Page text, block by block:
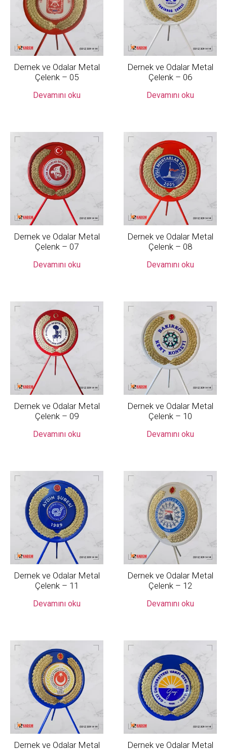
Dernek ve Odalar Metal
Çelenk – 05
Devamını oku
Dernek ve Odalar Metal
Çelenk – 06
Devamını oku
Dernek ve Odalar Metal
Çelenk – 07
Devamını oku
Dernek ve Odalar Metal
Çelenk – 08
Devamını oku
Dernek ve Odalar Metal
Çelenk – 09
Devamını oku
Dernek ve Odalar Metal
Çelenk – 10
Devamını oku
Dernek ve Odalar Metal
Çelenk – 11
Devamını oku
Dernek ve Odalar Metal
Çelenk – 12
Devamını oku
Dernek ve Odalar Metal
Dernek ve Odalar Metal